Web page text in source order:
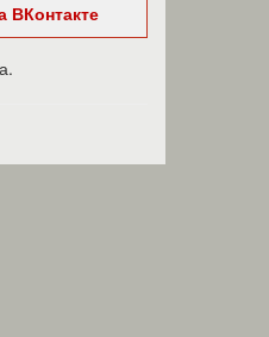
ВКонтакте